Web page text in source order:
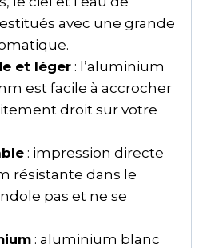
avec une grande
et léger: l’aluminium
est facile à accrocher
droit sur votre
: impression directe
résistante dans le
pas et ne se
: aluminium blanc